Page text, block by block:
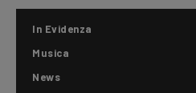
In Evidenza
Musica
News